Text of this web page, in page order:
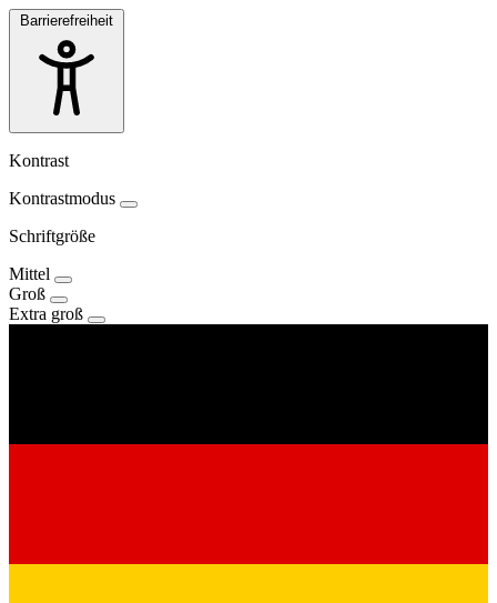
Barrierefreiheit
Kontrast
Kontrastmodus
Schriftgröße
Mittel
Groß
Extra groß